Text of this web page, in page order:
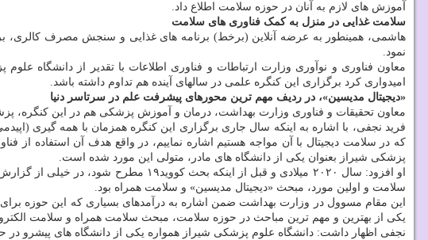
آموزش های لازم به آنان در حوزه سلامت اطلاع داد.
سلامت غذایی در منزل به کمک فناوری های سلامت
هاشمی، همینطور به عرضه آنلاین (برخط) برنامه های غذایی و سنجش مصرف کالری،
نمود.
معاون فناوری و نوآوری وزارت ارتباطات و فناوری اطلاعات با تقدیر از دانشگاه
امیدواری کرد برگزاری این کنگره علمی در سالهای آینده هم تداوم داشته باشد.
«دیجیتال مدیسین»، در ردیف مهم ترین محورهای پیشرفت علم در سرتاسر دنیا
معاون تحقیقات و فناوری وزارت بهداشت، درمان و آموزش پزشکی هم در این کنگره،
که در سلامت دیجیتال با آن مواجه هستیم اشاره نماییم، در واقع هدف آن استفاده
پزشکی شیراز بعنوان یکی از دانشگاه های مادر، متولی این مورد شده است.
سلامت و اولین مورد، مبحث «دیجیتال مدیسین» و سلامت همراه بود.
این مقام مسوول در وزارت بهداشت ضمن اشاره به درآمدهای بسیاری که این حوزه
یکی از بهترین و مهم ترین مباحث در حوزه سلامت، مبحث سلامت همراه و سلامت
نجفی اظهار داشت: دانشگاه علوم پزشکی شیراز همواره یکی از دانشگاه های پیشرو